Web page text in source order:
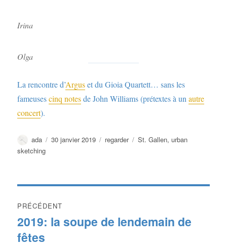
Irina
Olga
La rencontre d’Arguset du Gioia Quartett… sans les
fameusescinq notesde John Williams (prétextes à unautre
concert).
Auteur
ada
Publié
30 janvier 2019 Catégories
regarder Étiquettes
St. Gallen,urban
sketching
de
l’article
PRÉCÉDENT
Publication
précédente :
2019: la soupe de lendemain de
fêtes